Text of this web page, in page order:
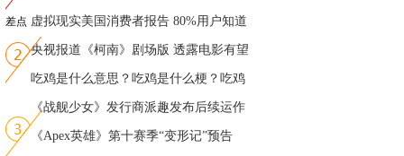
数二
差点
第一
虚拟现实美国消费者报告 80%用户知道
VR
央视报道《柯南》剧场版 透露电影有望
吃鸡是什么意思？吃鸡是什么梗？吃鸡
是
《战舰少女》发行商派趣发布后续运作
声
《Apex英雄》第十赛季“变形记”预告